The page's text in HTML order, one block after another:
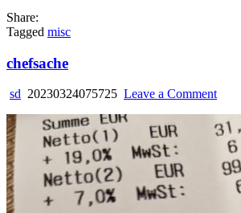
Share:
Tagged misc
chefsache
sd 20230324075725 Leave a Commenton